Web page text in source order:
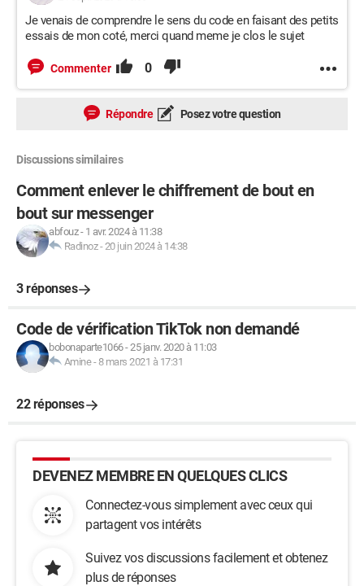
Je venais de comprendre le sens du code en faisant des petits
essais de mon coté, merci quand meme je clos le sujet
Commenter 0
Répondre Posez votre question
Discussions similaires
Comment enlever le chiffrement de bout en
bout sur messenger
abfouz- 1 avr. 2024 à 11:38
Radinoz-20 juin 2024 à 14:38
3 réponses
Code de vérification TikTok non demandé
bobonaparte1066-25 janv. 2020 à 11:03
Amine- 8 mars 2021 à 17:31
22 réponses
DEVENEZ MEMBRE EN QUELQUES CLICS
Connectez-vous simplement avec ceux qui
partagent vos intérêts
Suivez vos discussions facilement et obtenez
plus de réponses